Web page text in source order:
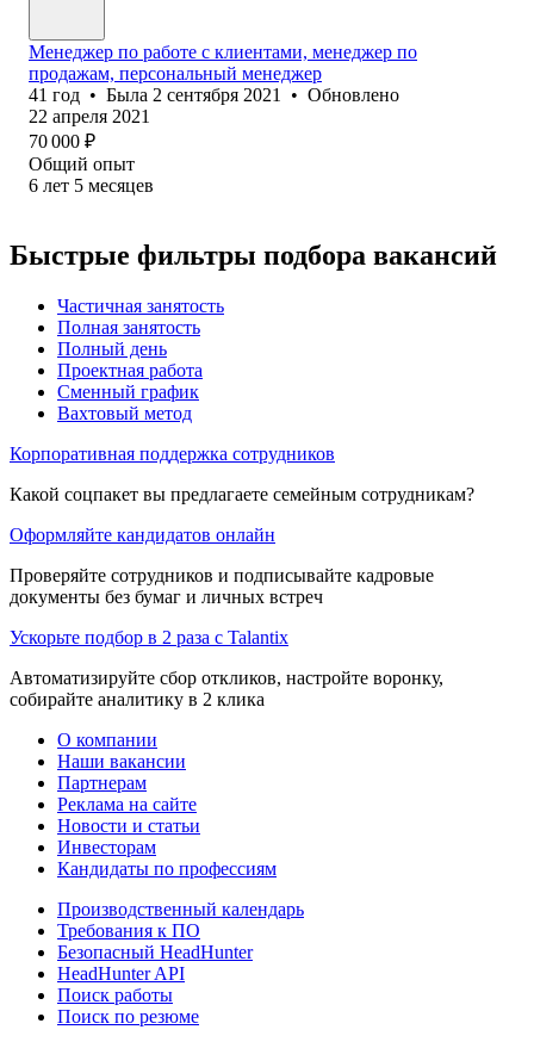
Менеджер по работе с клиентами, менеджер по
продажам, персональный менеджер
41 год • Была 2 сентября 2021 • Обновлено
22 апреля 2021
70 000 ₽
Общий опыт
6 лет 5 месяцев
Быстрые фильтры подбора вакансий
Частичная занятость
Полная занятость
Полный день
Проектная работа
Сменный график
Вахтовый метод
Корпоративная поддержка сотрудников
Какой соцпакет вы предлагаете семейным сотрудникам?
Оформляйте кандидатов онлайн
Проверяйте сотрудников и подписывайте кадровые
документы без бумаг и личных встреч
Ускорьте подбор в 2 раза с Talantix
Автоматизируйте сбор откликов, настройте воронку,
собирайте аналитику в 2 клика
О компании
Наши вакансии
Партнерам
Реклама на сайте
Новости и статьи
Инвесторам
Кандидаты по профессиям
Производственный календарь
Требования к ПО
Безопасный HeadHunter
HeadHunter API
Поиск работы
Поиск по резюме